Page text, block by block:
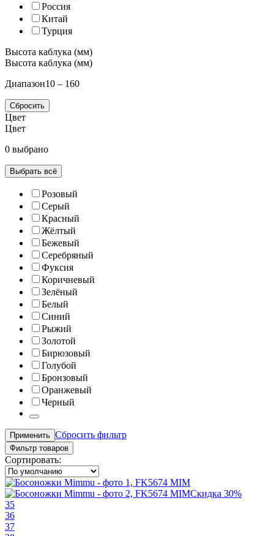
Россия
Китай
Турция
Высота каблука (мм)
Высота каблука (мм)
Диапазон10 – 160
Сбросить
Цвет
Цвет
0 выбрано
Выбрать всё
Розовый
Серый
Красный
Жёлтый
Бежевый
Серебряный
Фуксия
Коричневый
Зелёный
Белый
Синий
Рыжий
Золотой
Бирюзовый
Голубой
Бронзовый
Оранжевый
Черный
Применить Сбросить фильтр
Фильтр товаров
Сортировать:
Скидка 30%
35
36
37